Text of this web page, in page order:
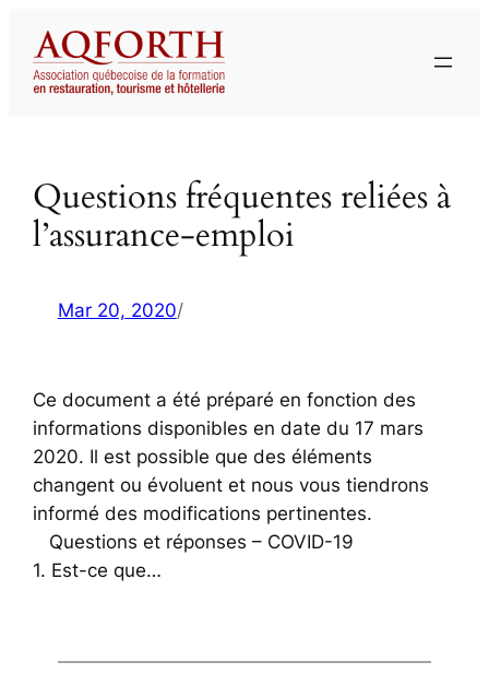
contenu
Questions fréquentes reliées à
l’assurance-emploi
Mar 20, 2020/
Ce document a été préparé en fonction des
informations disponibles en date du 17 mars
2020. Il est possible que des éléments
changent ou évoluent et nous vous tiendrons
informé des modifications pertinentes.
Questions et réponses – COVID-19
1. Est-ce que…